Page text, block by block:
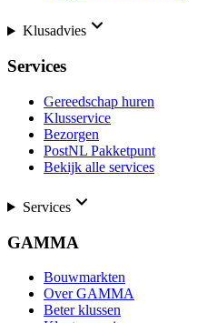
Klusadvies
Services
Gereedschap huren
Klusservice
Bezorgen
PostNL Pakketpunt
Bekijk alle services
Services
GAMMA
Bouwmarkten
Over GAMMA
Beter klussen